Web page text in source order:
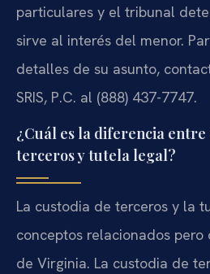
particulares y el tribunal
sirve al interés del menor.
detalles de su asunto,
SRIS, P.C. al (888) 437-7747.
¿Cuál es la diferencia entre
terceros y tutela legal?
La custodia de terceros y la
conceptos relacionados
de Virginia. La custodia de